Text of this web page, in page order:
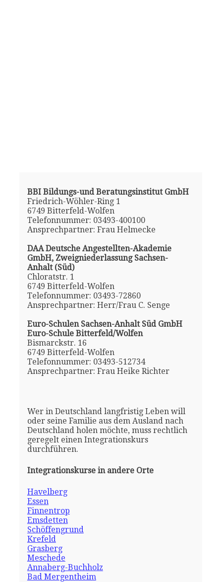
BBI Bildungs-und Beratungsinstitut GmbH
Friedrich-Wöhler-Ring 1
6749 Bitterfeld-Wolfen
Telefonnummer: 03493-400100
Ansprechpartner: Frau Helmecke
DAA Deutsche Angestellten-Akademie
GmbH, Zweigniederlassung Sachsen-
Anhalt (Süd)
Chloratstr. 1
6749 Bitterfeld-Wolfen
Telefonnummer: 03493-72860
Ansprechpartner: Herr/Frau C. Senge
Euro-Schulen Sachsen-Anhalt Süd GmbH
Euro-Schule Bitterfeld/Wolfen
Bismarckstr. 16
6749 Bitterfeld-Wolfen
Telefonnummer: 03493-512734
Ansprechpartner: Frau Heike Richter
Wer in Deutschland langfristig Leben will
oder seine Familie aus dem Ausland nach
Deutschland holen möchte, muss rechtlich
geregelt einen Integrationskurs
durchführen.
Integrationskurse in andere Orte
Havelberg
Essen
Finnentrop
Emsdetten
Schöffengrund
Krefeld
Grasberg
Meschede
Annaberg-Buchholz
Bad Mergentheim